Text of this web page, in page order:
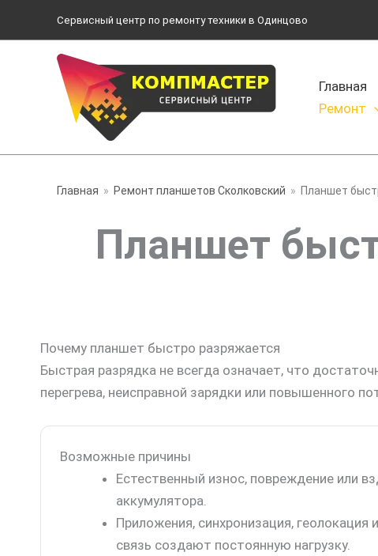
содержимому
Сервисный центр по ремонту техники в Одинцово
Главная
Ремонт
Главная Ремонт планшетов Сколковский Планшет
Планшет
Почему планшет быстро разряжается
Быстрая разрядка не всегда означает, что
перегрева, неисправной зарядки или повышенного
Возможные причины
Естественный износ, повреждение или
аккумулятора.
Приложения, синхронизация, геолокация
связь создают постоянную нагрузку.